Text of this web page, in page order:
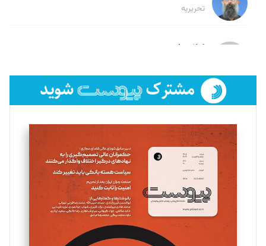
تحریریه
لیلا حنارود
فائزه فتحی رستمی
تحریریه
سروش کرمیان
تحریریه
مینا پاکدل